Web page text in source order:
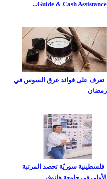
Guide & Cash Assistance...
تعرف على فوائد عرق السوس في
رمضان
فلسطينية سوريّة تحصد المرتبة
الأولى في جامعة هانوفر